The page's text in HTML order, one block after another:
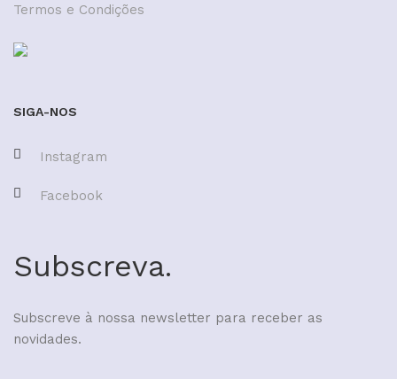
Termos e Condições
SIGA-NOS
Instagram
Facebook
Subscreva.
Subscreve à nossa newsletter para receber as
novidades.